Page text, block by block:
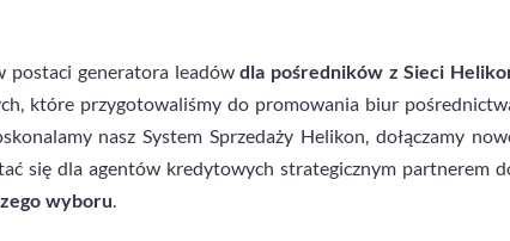
postaci generatora leadówdla pośredników z Sieci
które przygotowaliśmy do promowania biur
nasz System Sprzedaży Helikon, dołączamy
się dla agentów kredytowych strategicznym partnerem
wyboru.